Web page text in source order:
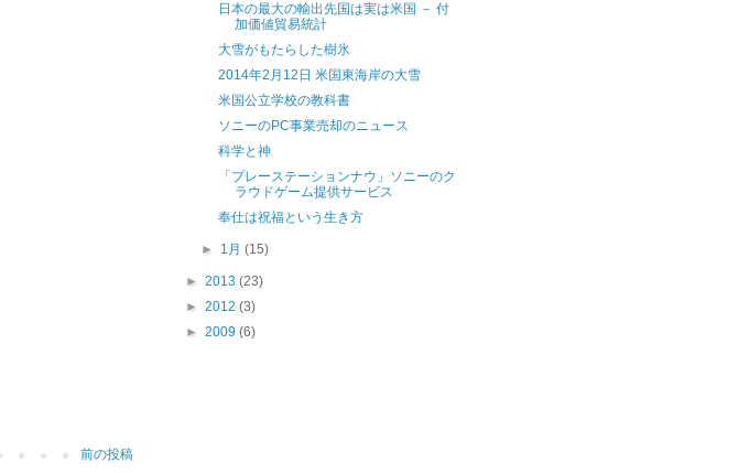
前の投稿
日本の最大の輸出先国は実は米国 － 付
加価値貿易統計
大雪がもたらした樹氷
2014年2月12日 米国東海岸の大雪
米国公立学校の教科書
ソニーのPC事業売却のニュース
科学と神
「プレーステーションナウ」ソニーのク
ラウドゲーム提供サービス
奉仕は祝福という生き方
► 1月(15)
► 2013 (23)
► 2012 (3)
► 2009 (6)